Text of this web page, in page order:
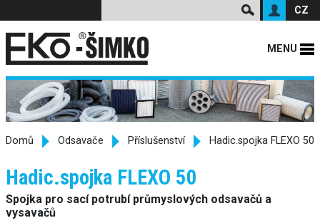
CZ
MENU
Domů Odsavače Příslušenství Hadic.spojka FLEXO 50
Hadic.spojka FLEXO 50
Spojka pro sací potrubí průmyslových odsavačů a
vysavačů